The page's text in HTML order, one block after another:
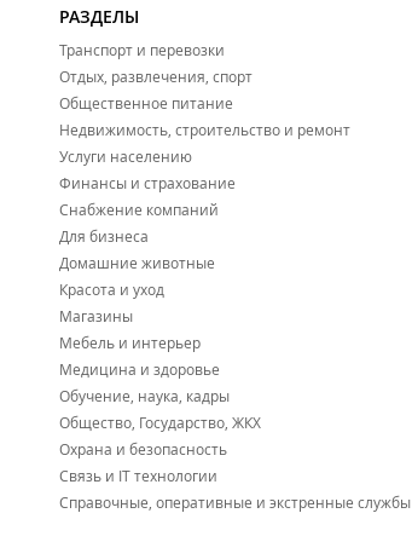
РАЗДЕЛЫ
Транспорт и перевозки
Отдых, развлечения, спорт
Общественное питание
Недвижимость, строительство и ремонт
Услуги населению
Финансы и страхование
Снабжение компаний
Для бизнеса
Домашние животные
Красота и уход
Магазины
Мебель и интерьер
Медицина и здоровье
Обучение, наука, кадры
Общество, Государство, ЖКХ
Охрана и безопасность
Связь и IT технологии
Справочные, оперативные и экстренные службы